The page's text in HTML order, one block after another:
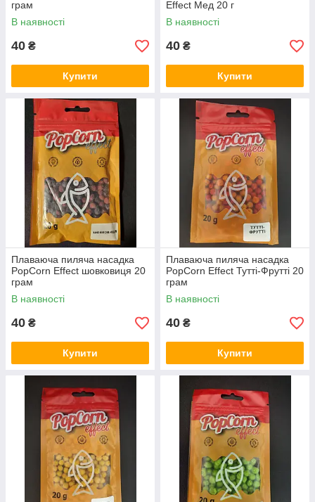
грам
В наявності
40 ₴
Купити
Effect Мед 20 г
В наявності
40 ₴
Купити
Плаваюча пиляча насадка
PopCorn Effect шовковиця 20
грам
В наявності
40 ₴
Купити
Плаваюча пиляча насадка
PopCorn Effect Тутті-Фрутті 20
грам
В наявності
40 ₴
Купити